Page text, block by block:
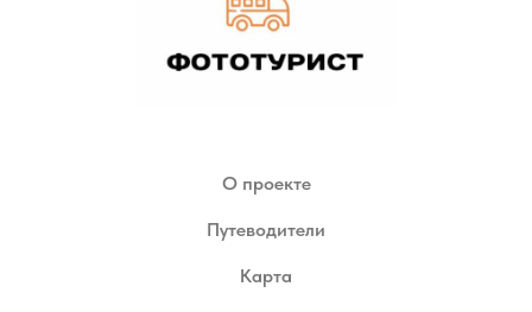
О проекте
Путеводители
Карта